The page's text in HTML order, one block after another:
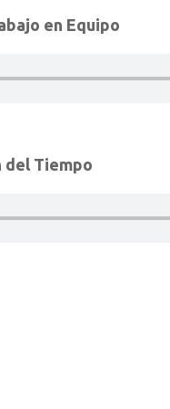
en Equipo
del Tiempo